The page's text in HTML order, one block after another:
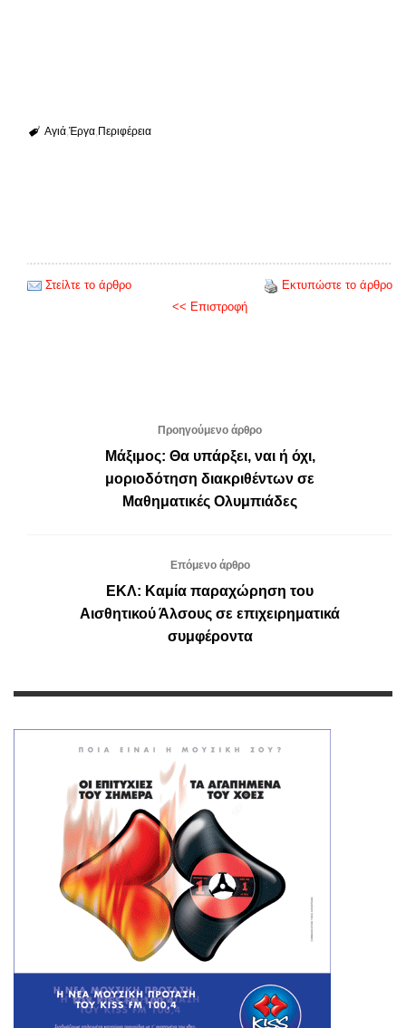
Αγιά Έργα Περιφέρεια
Στείλτε το άρθρο
Εκτυπώστε το άρθρο
<< Επιστροφή
Προηγούμενο άρθρο
Μάξιμος: Θα υπάρξει, ναι ή όχι,
μοριοδότηση διακριθέντων σε
Μαθηματικές Ολυμπιάδες
Επόμενο άρθρο
ΕΚΛ: Καμία παραχώρηση του
Αισθητικού Άλσους σε επιχειρηματικά
συμφέροντα